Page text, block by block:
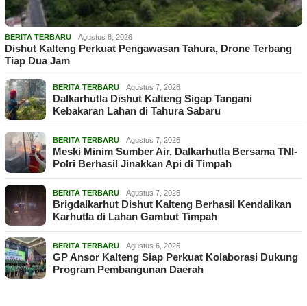
BERITA TERBARU Agustus 8, 2026
Dishut Kalteng Perkuat Pengawasan Tahura, Drone Terbang
Tiap Dua Jam
BERITA TERBARU Agustus 7, 2026
Dalkarhutla Dishut Kalteng Sigap Tangani
Kebakaran Lahan di Tahura Sabaru
BERITA TERBARU Agustus 7, 2026
Meski Minim Sumber Air, Dalkarhutla Bersama TNI-
Polri Berhasil Jinakkan Api di Timpah
BERITA TERBARU Agustus 7, 2026
Brigdalkarhut Dishut Kalteng Berhasil Kendalikan
Karhutla di Lahan Gambut Timpah
BERITA TERBARU Agustus 6, 2026
GP Ansor Kalteng Siap Perkuat Kolaborasi Dukung
Program Pembangunan Daerah